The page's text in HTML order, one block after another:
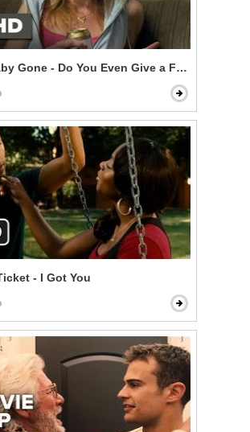
Gone - Do You Even Give a F***?
- I Got You